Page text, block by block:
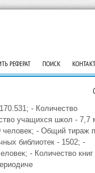
РЕФЕРАТ ПОИСК
- Количество
учащихся школ - 7,7
человек; - Общий тираж
библиотек - 1502; -
- Количество книг